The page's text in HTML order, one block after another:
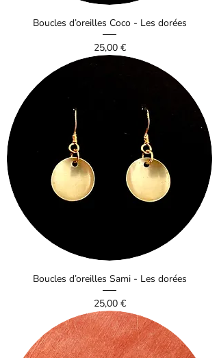
Boucles d’oreilles Coco - Les dorées
Prix
25,00 €
Boucles d’oreilles Sami - Les dorées
Prix
25,00 €